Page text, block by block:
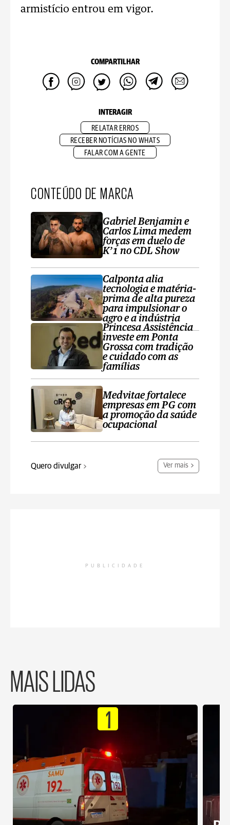
armistício entrou em vigor.
COMPARTILHAR
INTERAGIR
RELATAR ERROS
RECEBER NOTÍCIAS NO WHATS
FALAR COM A GENTE
CONTEÚDO DE MARCA
Gabriel Benjamin e
Carlos Lima medem
forças em duelo de
K’1 no CDL Show
Calponta alia
tecnologia e matéria-
prima de alta pureza
para impulsionar o
agro e a indústria
Princesa Assistência
investe em Ponta
Grossa com tradição
e cuidado com as
famílias
Medvitae fortalece
empresas em PG com
a promoção da saúde
ocupacional
Quero divulgar Ver mais
PUBLICIDADE
MAIS LIDAS
1